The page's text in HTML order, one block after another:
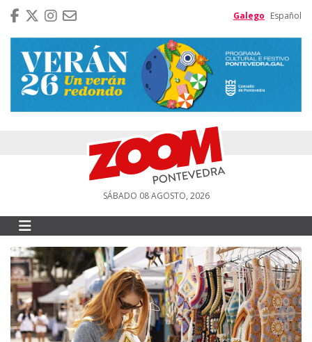
Galego Español
SÁBADO 08 AGOSTO, 2026